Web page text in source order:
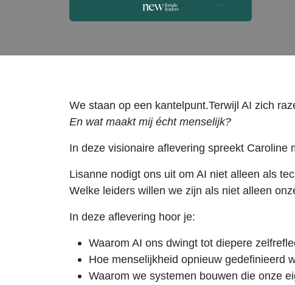
We staan op een kantelpunt.Terwijl AI zich
En wat maakt mij écht menselijk?
In deze visionaire aflevering spreekt Caroline
Lisanne nodigt ons uit om AI niet alleen als
Welke leiders willen we zijn als niet alleen
In deze aflevering hoor je:
Waarom AI ons dwingt tot diepere
Hoe menselijkheid opnieuw gedefinieerd
Waarom we systemen bouwen die onze